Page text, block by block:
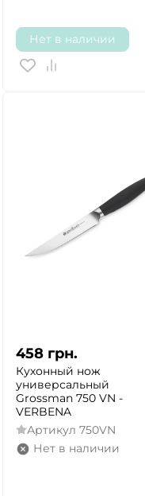
Нет в наличии
458 грн.
Кухонный нож
универсальный
Grossman 750 VN -
VERBENA
Артикул 750VN
Нет в наличии